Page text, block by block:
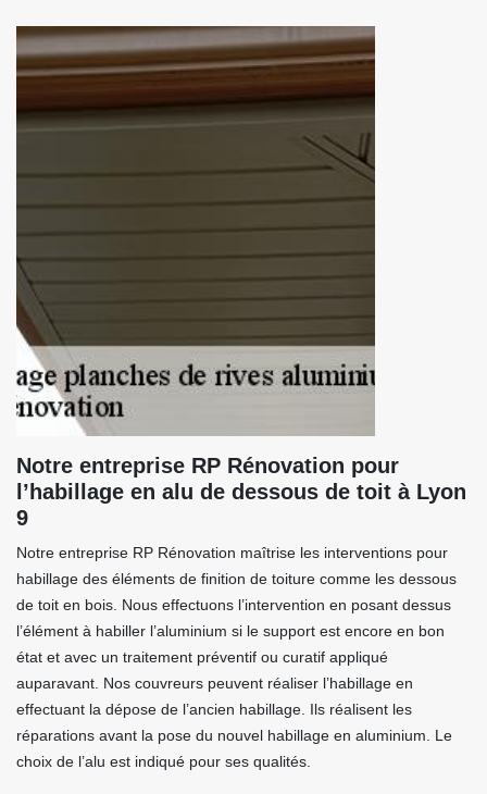
Notre entreprise RP Rénovation pour
l’habillage en alu de dessous de toit à Lyon
9
Notre entreprise RP Rénovation maîtrise les interventions pour
habillage des éléments de finition de toiture comme les dessous
de toit en bois. Nous effectuons l’intervention en posant dessus
l’élément à habiller l’aluminium si le support est encore en bon
état et avec un traitement préventif ou curatif appliqué
auparavant. Nos couvreurs peuvent réaliser l’habillage en
effectuant la dépose de l’ancien habillage. Ils réalisent les
réparations avant la pose du nouvel habillage en aluminium. Le
choix de l’alu est indiqué pour ses qualités.